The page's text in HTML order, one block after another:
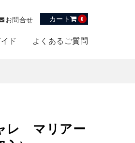
お問合せ カート 0
ド よくあるご質問
レ マリアー